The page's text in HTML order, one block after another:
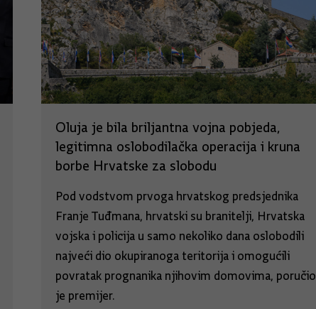
Oluja je bila briljantna vojna pobjeda,
legitimna oslobodilačka operacija i kruna
borbe Hrvatske za slobodu
Pod vodstvom prvoga hrvatskog predsjednika
Franje Tuđmana, hrvatski su branitelji, Hrvatska
vojska i policija u samo nekoliko dana oslobodili
najveći dio okupiranoga teritorija i omogućili
povratak prognanika njihovim domovima, poručio
je premijer.